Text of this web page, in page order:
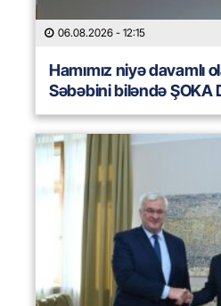
06.08.2026 - 12:15
Hamımız niyə davamlı
Səbəbini biləndə ŞOKA